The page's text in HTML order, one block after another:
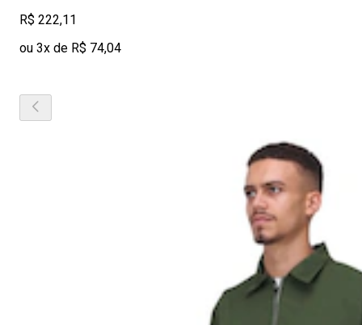
R$ 222,11
ou 3x de R$ 74,04